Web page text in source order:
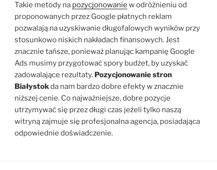
Takie metody na pozycjonowanie w odróżnieniu od
proponowanych przez Google płatnych reklam
pozwalają na uzyskiwanie długofalowych wyników przy
stosunkowo niskich nakładach finansowych. Jest
znacznie tańsze, ponieważ planując kampanię Google
Ads musimy przygotować spory budżet, by uzyskać
zadowalające rezultaty. Pozycjonowanie stron
Białystokda nam bardzo dobre efekty w znacznie
niższej cenie. Co najważniejsze, dobre pozycje
utrzymywać się przez długi czas jeżeli tylko naszą
witryną zajmuje się profesjonalna agencja, posiadająca
odpowiednie doświadczenie.